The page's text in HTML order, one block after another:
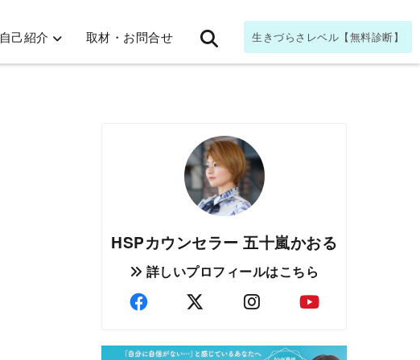
自己紹介 取材・お問合せ 生きづらさレベル【無料診断】
HSPカウンセラー 五十嵐かおる
詳しいプロフィールはこちら